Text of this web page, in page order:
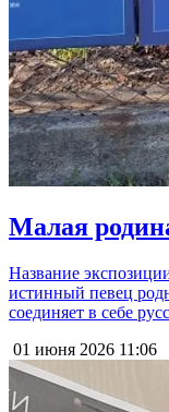
Малая
Название
истинный певец
соединяет в себе
01 июня 2026 11:06